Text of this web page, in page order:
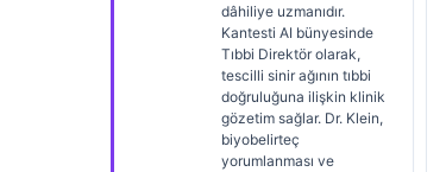
dâhiliye uzmanıdır.
Kantesti AI bünyesinde
Tıbbi Direktör olarak,
tescilli sinir ağının tıbbi
doğruluğuna ilişkin klinik
gözetim sağlar. Dr. Klein,
biyobelirteç
yorumlanması ve